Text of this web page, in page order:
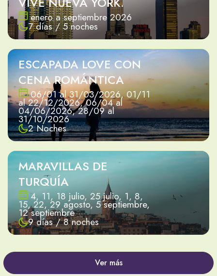
enero a septiembre 2026
7 días / 5 noches
ESCAPADA LOVE CON
CENA ROMÁNTICA
06/01 al 31/03/2026, 01/11
al 22/12/2026, 06/04 al
04/06/2026, 28/09 al
31/10/2026
2 Noches
MARAVILLAS DE
TURQUÍA
4, 11, 18 julio, 25 julio, 1, 8,
15, 22, 29 agosto, 5 septiembre,
12 septiembre
9 días / 8 noches
Ver más